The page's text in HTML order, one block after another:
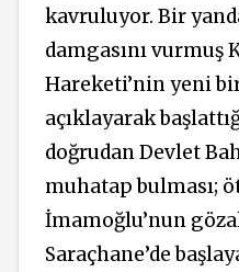
kavruluyor. Bir
damgasını vurmuş
Hareketi’nin yeni
açıklayarak
doğrudan Devlet
muhatap bulması;
İmamoğlu’nun
Saraçhane’de